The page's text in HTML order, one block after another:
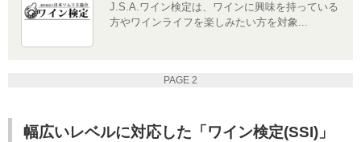
J.S.A.ワイン検定は、ワインに興味を持っている
方やワインライフを楽しみたい方を対象...
PAGE 2
幅広いレベルに対応した「ワイン検定(SSI)」